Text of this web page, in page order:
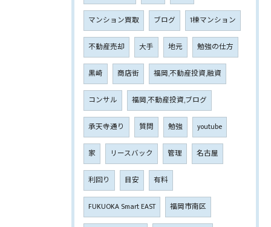
マンション買取 ブログ 1棟マンション
不動産売却 大手 地元 勉強の仕方
黒崎 商店街 福岡,不動産投資,融資
コンサル 福岡,不動産投資,ブログ
承天寺通り 質問 勉強 youtube
家 リースバック 管理 名古屋
利回り 目安 有料
FUKUOKA Smart EAST 福岡市南区